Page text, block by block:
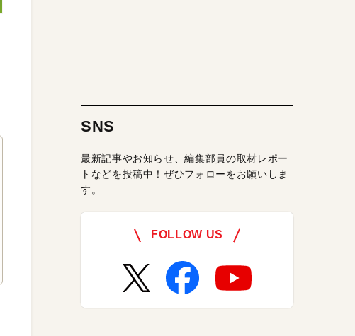
SNS
最新記事やお知らせ、編集部員の取材レポー
トなどを投稿中！ぜひフォローをお願いしま
す。
FOLLOW US